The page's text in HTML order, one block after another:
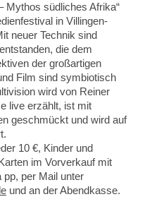
Mythos südliches Afrika“
in Villingen-
neuer Technik sind
die dem
der großartigen
Film sind symbiotisch
wird von Reiner
live erzählt, ist mit
geschmückt und wird auf
10 €, Kinder und
im Vorverkauf mit
pp, per Mail unter
und an der Abendkasse.